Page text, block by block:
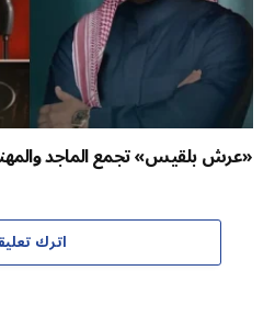
«عرش بلقيس» تجمع الماجد
اترك